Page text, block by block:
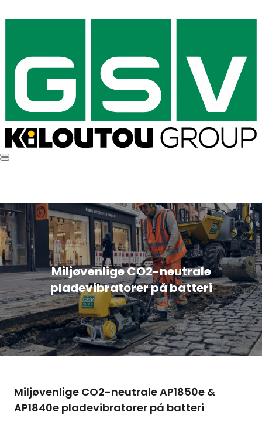
Miljøvenlige CO2-neutrale
pladevibratorer på batteri
Miljøvenlige CO2-neutrale AP1850e &
AP1840e pladevibratorer på batteri